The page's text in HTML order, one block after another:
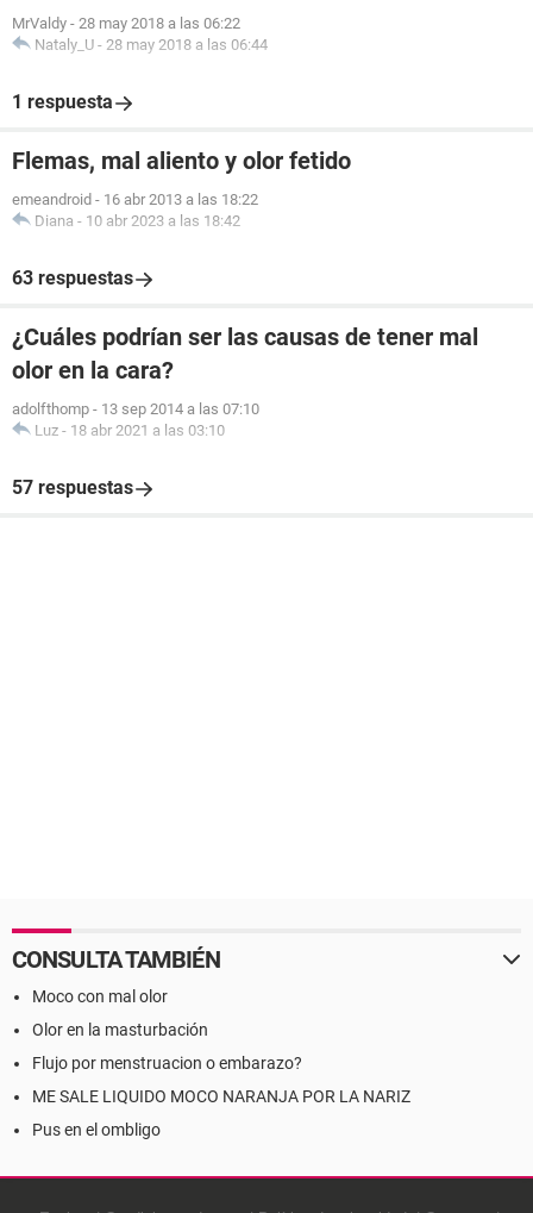
MrValdy - 28 may 2018 a las 06:22
Nataly_U - 28 may 2018 a las 06:44
1 respuesta
Flemas, mal aliento y olor fetido
emeandroid - 16 abr 2013 a las 18:22
Diana - 10 abr 2023 a las 18:42
63 respuestas
¿Cuáles podrían ser las causas de tener mal
olor en la cara?
adolfthomp - 13 sep 2014 a las 07:10
Luz - 18 abr 2021 a las 03:10
57 respuestas
CONSULTA TAMBIÉN
Moco con mal olor
Olor en la masturbación
Flujo por menstruacion o embarazo?
ME SALE LIQUIDO MOCO NARANJA POR LA NARIZ
Pus en el ombligo